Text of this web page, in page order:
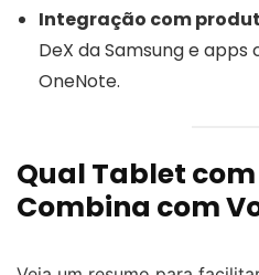
Integração com
DeX da Samsung e
OneNote.
Qual Tablet
Combina com